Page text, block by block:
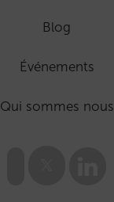
Blog
Événements
Qui sommes nous